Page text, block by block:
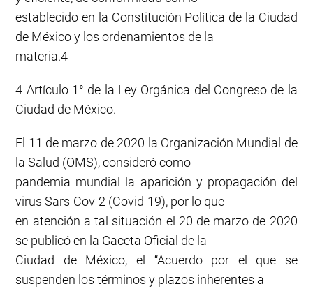
establecido en la Constitución Política de la Ciudad
de México y los ordenamientos de la
materia.4
4 Artículo 1° de la Ley Orgánica del Congreso de la
Ciudad de México.
El 11 de marzo de 2020 la Organización Mundial de
la Salud (OMS), consideró como
pandemia mundial la aparición y propagación del
virus Sars-Cov-2 (Covid-19), por lo que
en atención a tal situación el 20 de marzo de 2020
se publicó en la Gaceta Oficial de la
Ciudad de México, el “Acuerdo por el que se
suspenden los términos y plazos inherentes a